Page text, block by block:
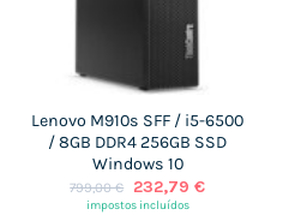
Lenovo M910s SFF / i5-6500
/ 8GB DDR4 256GB SSD
Windows 10
799,00€
O
preço
232,79 €O
impostos incluídos